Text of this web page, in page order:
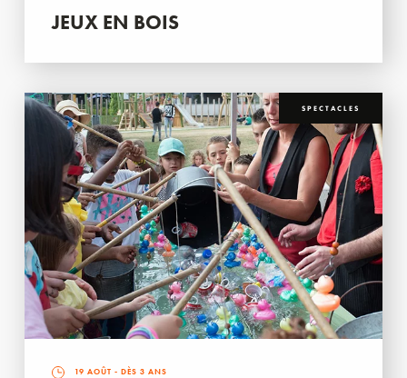
JEUX EN BOIS
SPECTACLES
19 AOÛT - DÈS 3 ANS